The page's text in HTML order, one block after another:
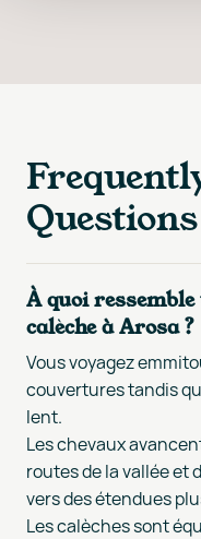
Questions
À quoi ressemble
calèche à Arosa ?
Vous voyagez
couvertures tandis
lent.
Les chevaux
routes de la vallée et
vers des étendues
Les calèches sont